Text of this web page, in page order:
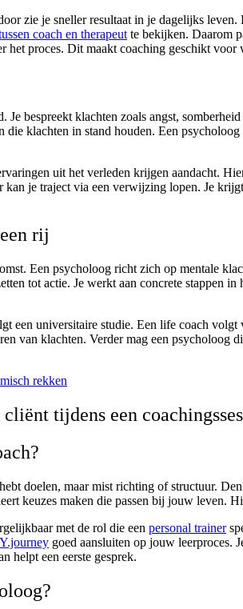
zie je sneller resultaat in je dagelijks
coach en therapeut te bekijken. Daarom
proces. Dit maakt coaching geschikt voor
bespreekt klachten zoals angst,
klachten in stand houden. Een
uit het verleden krijgen aandacht.
je traject via een verwijzing lopen. Je
rij
Een psycholoog richt zich op mentale
tot actie. Je werkt aan concrete stappen
een universitaire studie. Een life coach
van klachten. Verder mag een psycholoog
rekken
doelen, maar mist richting of structuur.
keuzes maken die passen bij jouw leven.
met de rol die een personal trainer
goed aansluiten op jouw leerproces.
helpt een eerste gesprek.